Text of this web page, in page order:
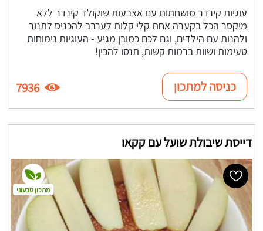
עוגיות קינדר מושחתות עם אצבעות שוקולד קינדר ללא
מיקסר הכל בקערה אחת קלי קלות לערבב להכניס לתנור
ולהנות עם הילדים, וגם לכם כמובן מגיע - העוגיות נימוחות
טעימות ושוות ברמות קשות, תנסו להכין!
כניסה למתכון 7936
דייסת שיבולת שועל עם קקאו
מתכון טבעוני